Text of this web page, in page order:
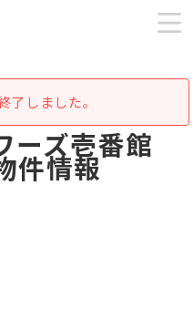
了しました。
ーズ壱番館
件情報